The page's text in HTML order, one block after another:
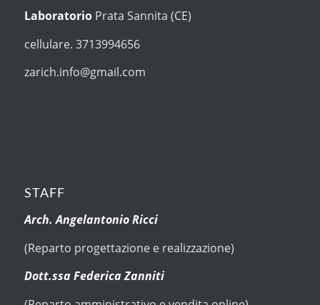
Laboratorio Prata Sannita (CE)
cellulare. 3713994656
zarich.info@gmail.com
STAFF
Arch. Angelantonio Ricci
(Reparto progettazione e realizzazione)
Dott.ssa Federica Zanniti